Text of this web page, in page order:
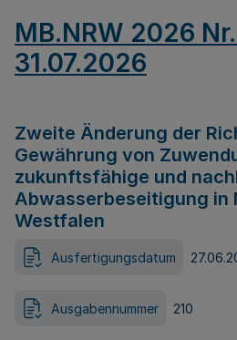
MB.NRW 2026
31.07.2026
Zweite Änderung der
Gewährung von
zukunftsfähige und
Abwasserbeseitigung in
Westfalen
Ausfertigungsdatum
Ausgabennummer 210